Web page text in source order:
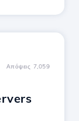
Απόψεις 7,059